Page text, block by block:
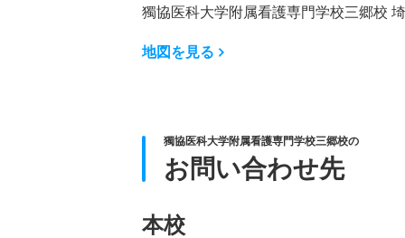
獨協医科大学附属看護専門学校三郷校
地図を見る
獨協医科大学附属看護専門学校三郷校の
お問い合わせ先
本校